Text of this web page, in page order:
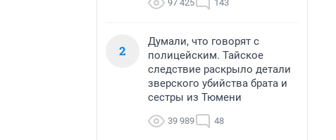
97 425 143
2
Думали, что говорят с
полицейским. Тайское
следствие раскрыло детали
зверского убийства брата и
сестры из Тюмени
39 989 48